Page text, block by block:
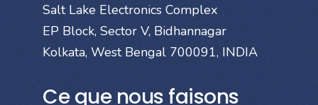
Salt Lake Electronics Complex
EP Block, Sector V, Bidhannagar
Kolkata, West Bengal 700091, INDIA
Ce que nous faisons